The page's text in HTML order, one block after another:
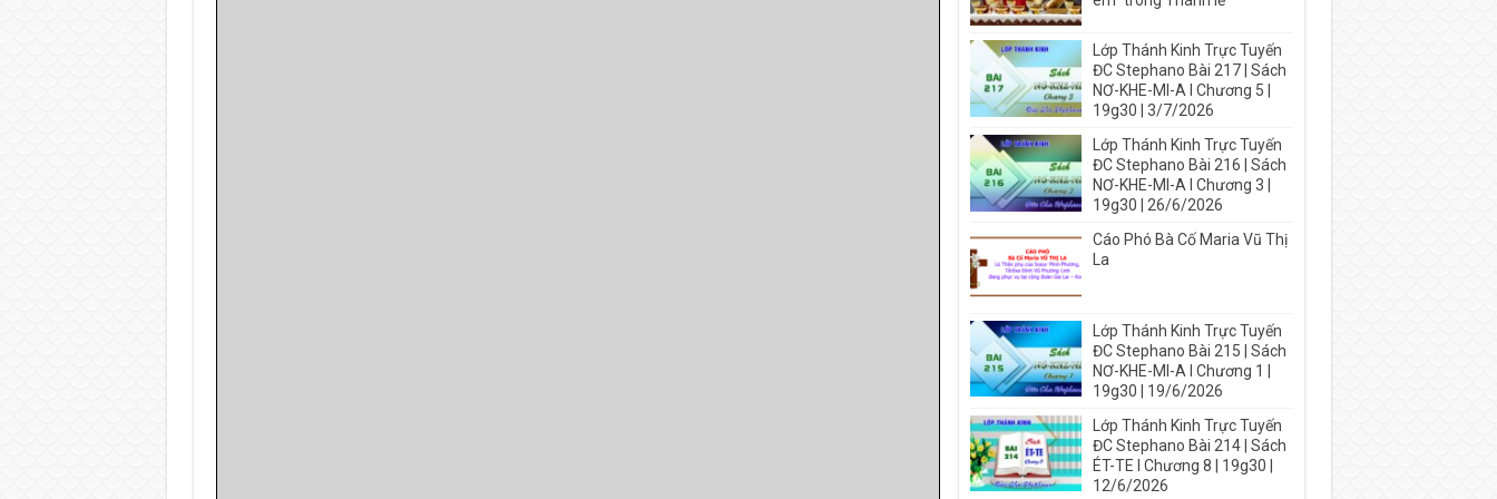
Lớp Thánh Kinh Trực Tuyến
ĐC Stephano Bài 217 | Sách
NƠ-KHE-MI-A I Chương 5 |
19g30 | 3/7/2026
Lớp Thánh Kinh Trực Tuyến
ĐC Stephano Bài 216 | Sách
NƠ-KHE-MI-A I Chương 3 |
19g30 | 26/6/2026
Cáo Phó Bà Cố Maria Vũ Thị
La
Lớp Thánh Kinh Trực Tuyến
ĐC Stephano Bài 215 | Sách
NƠ-KHE-MI-A I Chương 1 |
19g30 | 19/6/2026
Lớp Thánh Kinh Trực Tuyến
ĐC Stephano Bài 214 | Sách
ÉT-TE I Chương 8 | 19g30 |
12/6/2026